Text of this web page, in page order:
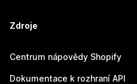
Zdroje
Centrum nápovědy Shopify
Dokumentace k rozhraní API